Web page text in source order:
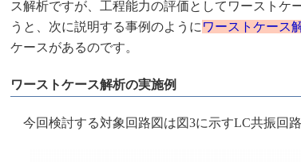
座
Bluetooth mesh入門
「SPICEの仕組みとその活用設計」
計測器メーカーから見た5G
う変わる？
ス解析ですが、工程能力の評価としてワーストケ
うと、次に説明する事例のように ワーストケース
ケースがあるのです。
ワーストケース解析の実施例
今回検討する対象回路図は図3に示すLC共振回路